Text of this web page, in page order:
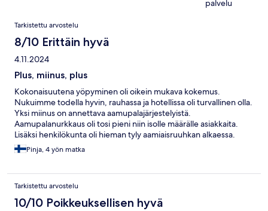
palvelu
Arvostelut
Tarkistettu arvostelu
8/10 Erittäin hyvä
4.11.2024
Plus, miinus, plus
Kokonaisuutena yöpyminen oli oikein mukava kokemus.
Nukuimme todella hyvin, rauhassa ja hotellissa oli turvallinen olla.
Yksi miinus on annettava aamupalajärjestelyistä.
Aamupalanurkkaus oli tosi pieni niin isolle määrälle asiakkaita.
Lisäksi henkilökunta oli hieman tyly aamiaisruuhkan alkaessa.
Niinä aamuina, kun saimme kahvit, koneen ollessa toiminnassa, ja
olimme paikalla ennen ruuhkaa, kokemus oli hyvä. Ruoka oli
Pinja, 4 yön matka
Tarkistettu arvostelu
10/10 Poikkeuksellisen hyvä